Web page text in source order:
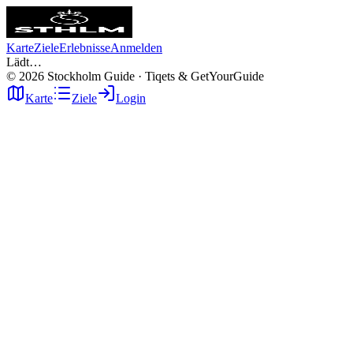
KarteZieleErlebnisseAnmelden
Lädt…
© 2026 Stockholm Guide · Tiqets & GetYourGuide
Karte
Ziele Login